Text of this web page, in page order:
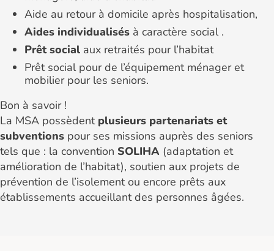
Aide au retour à domicile après hospitalisation,
Aides individualisés à caractère social .
Prêt social aux retraités pour l’habitat
Prêt social pour de l’équipement ménager et
mobilier pour les seniors.
Bon à savoir !
La MSA possèdent plusieurs partenariats et
subventions pour ses missions auprès des seniors
tels que : la convention SOLIHA (adaptation et
amélioration de l’habitat), soutien aux projets de
prévention de l’isolement ou encore prêts aux
établissements accueillant des personnes âgées.